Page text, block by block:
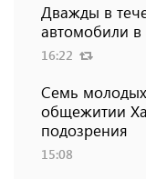
Дважды в
автомобили в
16:22
Семь
общежитии
подозрения
15:08